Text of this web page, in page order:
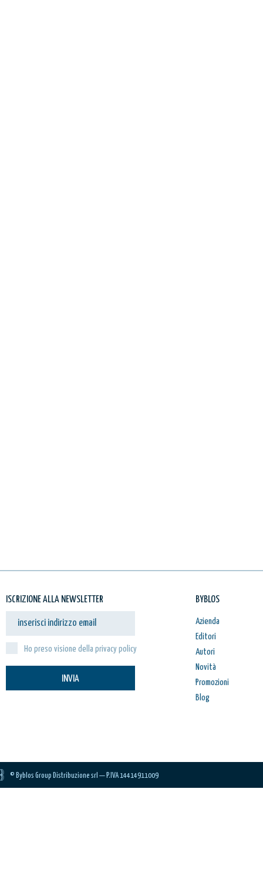
ISCRIZIONE ALLA NEWSLETTER
Ho preso visione della privacy policy
INVIA
BYBLOS
Azienda
Editori
Autori
Novità
Promozioni
Blog
© Byblos Group Distribuzione srl — P.IVA 14414911009